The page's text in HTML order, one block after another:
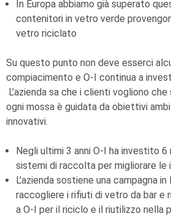
In Europa abbiamo già superato
contenitori in vetro verde
vetro riciclato
Su questo punto non deve esserci
compiacimento e O-I continua a
L’azienda sa che i clienti vogliono
ogni mossa è guidata da obiettivi
innovativi.
Negli ultimi 3 anni O-I ha investito 6
sistemi di raccolta per migliorare
L’azienda sostiene una campagna
raccogliere i rifiuti di vetro da bar e
a O-I per il riciclo e il riutilizzo nella